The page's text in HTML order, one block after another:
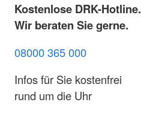
Kostenlose DRK-Hotline.
Wir beraten Sie gerne.
08000 365 000
Infos für Sie kostenfrei
rund um die Uhr